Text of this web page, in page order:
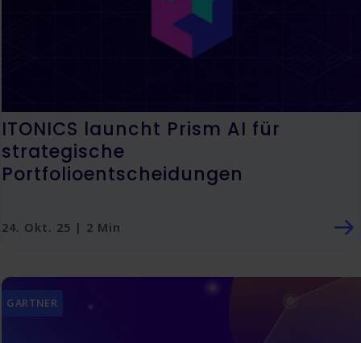
ITONICS launcht Prism AI für
strategische
Portfolioentscheidungen
24. Okt. 25 | 2 Min
GARTNER